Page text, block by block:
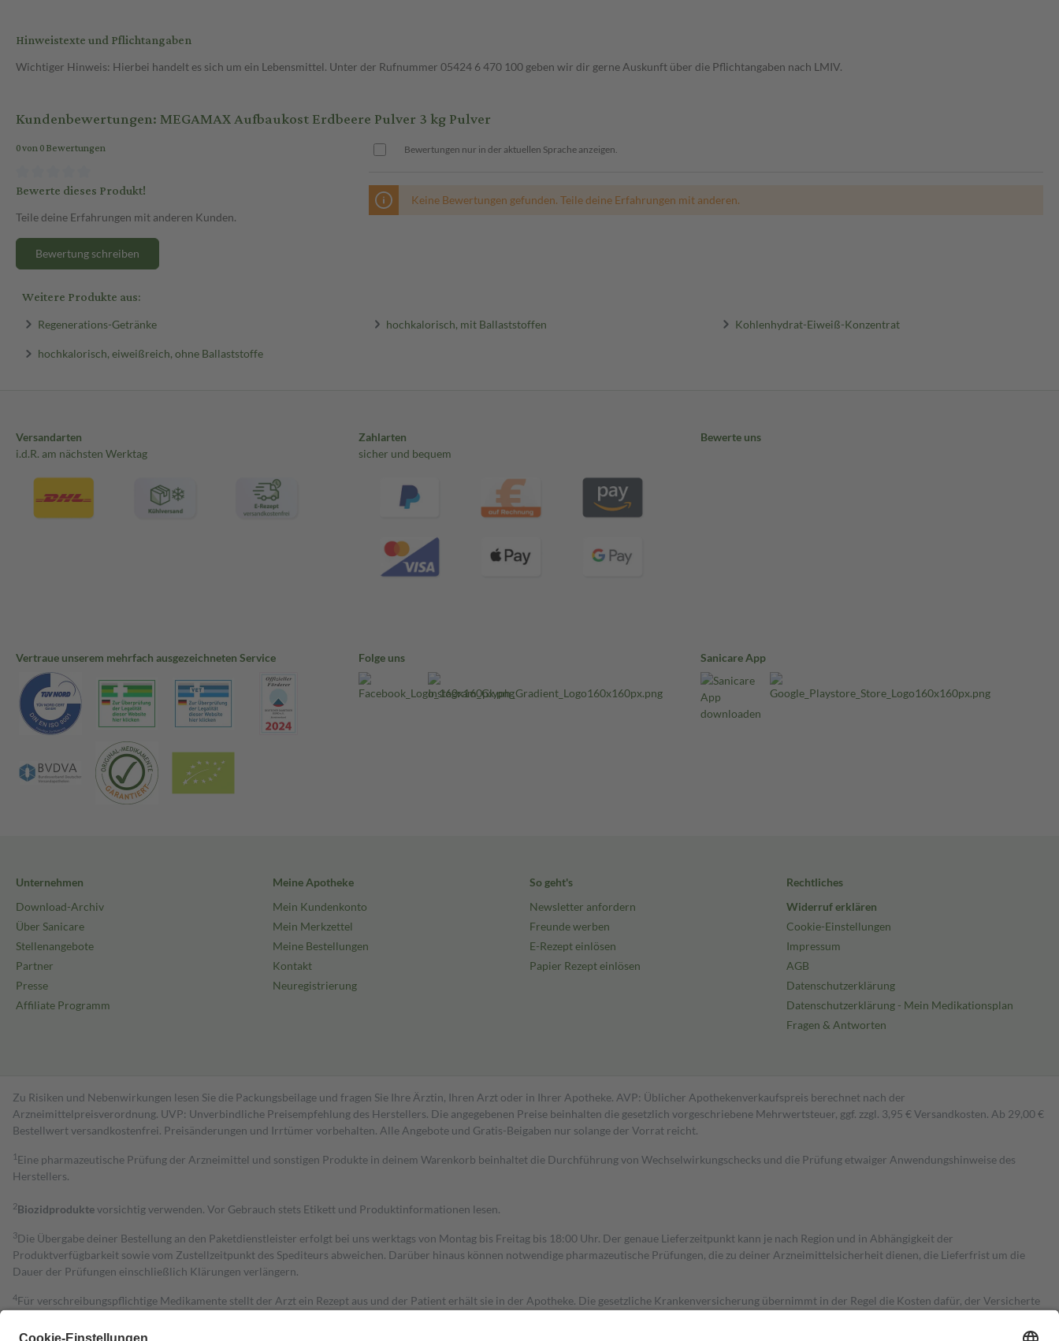
Hinweistexte und Pflichtangaben
Wichtiger Hinweis: Hierbei handelt es sich um ein Lebensmittel. Unter der Rufnummer 05424 6 470 100 geben wir dir gerne Auskunft über die Pflichtangaben nach LMIV.
Kundenbewertungen: MEGAMAX Aufbaukost Erdbeere Pulver 3 kg Pulver
0 von 0 Bewertungen
Bewerte dieses Produkt!
Teile deine Erfahrungen mit anderen Kunden.
Bewertung schreiben
Bewertungen nur in der aktuellen Sprache anzeigen.
Keine Bewertungen gefunden. Teile deine Erfahrungen mit anderen.
Weitere Produkte aus:
Regenerations-Getränke hochkalorisch, mit Ballaststoffen Kohlenhydrat-Eiweiß-Konzentrat
hochkalorisch, eiweißreich, ohne Ballaststoffe
Versandarten
i.d.R. am nächsten Werktag
Zahlarten
sicher und bequem
Bewerte uns
Vertraue unserem mehrfach ausgezeichneten Service Folge uns Sanicare App
Unternehmen
Download-Archiv
Über Sanicare
Stellenangebote
Partner
Presse
Affiliate Programm
Meine Apotheke
Mein Kundenkonto
Mein Merkzettel
Meine Bestellungen
Kontakt
Neuregistrierung
So geht's
Newsletter anfordern
Freunde werben
E-Rezept einlösen
Papier Rezept einlösen
Rechtliches
Widerruf erklären
Cookie-Einstellungen
Impressum
AGB
Datenschutzerklärung
Datenschutzerklärung - Mein Medikationsplan
Fragen & Antworten
Zu Risiken und Nebenwirkungen lesen Sie die Packungsbeilage und fragen Sie Ihre Ärztin, Ihren Arzt oder in Ihrer Apotheke. AVP: Üblicher Apothekenverkaufspreis berechnet nach der
Arzneimittelpreisverordnung. UVP: Unverbindliche Preisempfehlung des Herstellers. Die angegebenen Preise beinhalten die gesetzlich vorgeschriebene Mehrwertsteuer, ggf. zzgl. 3,95 € Versandkosten. Ab 29,00 €
Bestell­wert versand­kosten­frei. Preisänderungen und Irrtümer vorbehalten. Alle Angebote und Gratis-Beigaben nur solange der Vorrat reicht.
1 Eine pharmazeutische Prüfung der Arzneimittel und sonstigen Produkte in deinem Warenkorb beinhaltet die Durchführung von Wechselwirkungschecks und die Prüfung etwaiger Anwendungshinweise des
Herstellers.
2Biozidproduktevorsichtig verwenden. Vor Gebrauch stets Etikett und Produktinformationen lesen.
3Die Übergabe deiner Bestellung an den Paketdienstleister erfolgt bei uns werktags von Montag bis Freitag bis 18:00 Uhr. Der genaue Lieferzeitpunkt kann je nach Region und in Abhängigkeit der
Produktverfügbarkeit sowie vom Zustellzeitpunkt des Spediteurs abweichen. Darüber hinaus können notwendige pharmazeutische Prüfungen, die zu deiner Arzneimittelsicherheit dienen, die Lieferfrist um die
Dauer der Prüfungen einschließlich Klärungen verlängern.
4Für verschreibungspflichtige Medikamente stellt der Arzt ein Rezept aus und der Patient erhält sie in der Apotheke. Die gesetzliche Krankenversicherung übernimmt in der Regel die Kosten dafür, der Versicherte
Grundsätzlich leisten Mitglieder Zuzahlungen in Höhe von zehn Prozent des Abgabepreises,
Es sind jedoch nie mehr als die tatsächlichen Kosten der Leistung